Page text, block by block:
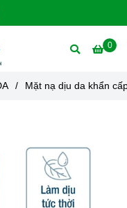
0
/ Mặt nạ dịu da khẩn